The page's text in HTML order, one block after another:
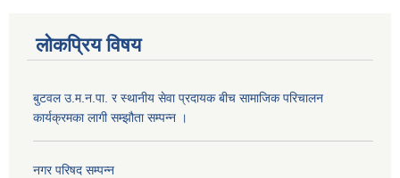
लोकप्रिय विषय
बुटवल उ.म.न.पा. र स्थानीय सेवा प्रदायक बीच सामाजिक परिचालन
कार्यक्रमका लागी सम्झौता सम्पन्न ।
नगर परिषद सम्पन्न